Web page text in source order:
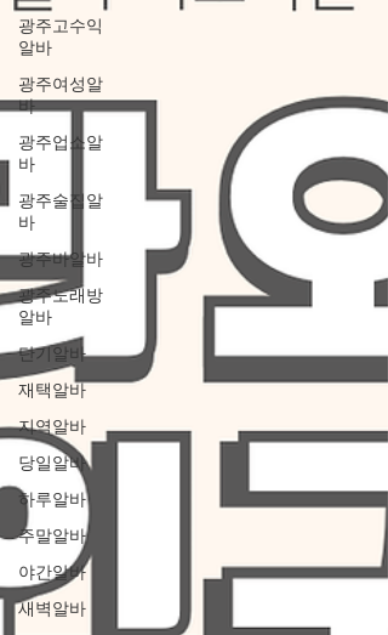
광주고수익
알바
광주여성알
바
광주업소알
바
광주술집알
바
광주바알바
광주노래방
알바
단기알바
재택알바
지역알바
당일알바
하루알바
주말알바
야간알바
새벽알바